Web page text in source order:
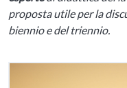
proposta utile per la
biennio e del triennio.